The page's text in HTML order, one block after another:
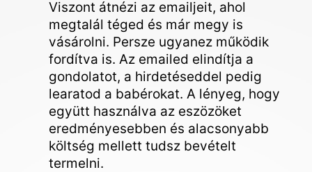
Viszont átnézi az emailjeit, ahol
megtalál téged és már megy is
vásárolni. Persze ugyanez működik
fordítva is. Az emailed elindítja a
gondolatot, a hirdetéseddel pedig
learatod a babérokat. A lényeg, hogy
együtt használva az eszözöket
eredményesebben és alacsonyabb
költség mellett tudsz bevételt
termelni.